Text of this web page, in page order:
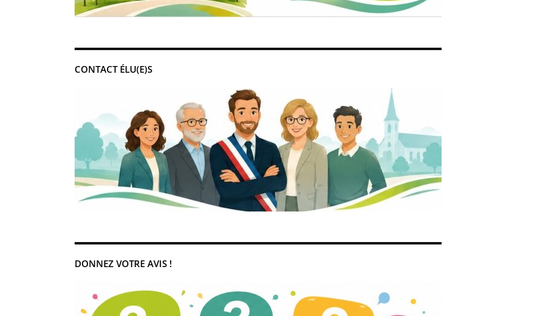
CONTACT ÉLU(E)S
DONNEZ VOTRE AVIS !